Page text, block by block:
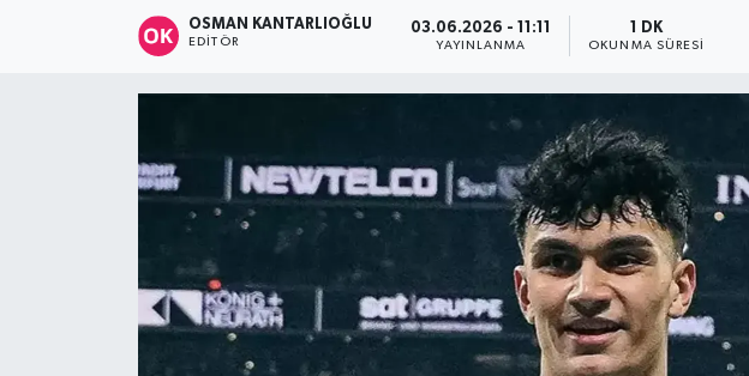
OSMAN KANTARLIOĞLU
EDITÖR
03.06.2026 - 11:11
YAYINLANMA
1 DK
OKUNMA SÜRESI